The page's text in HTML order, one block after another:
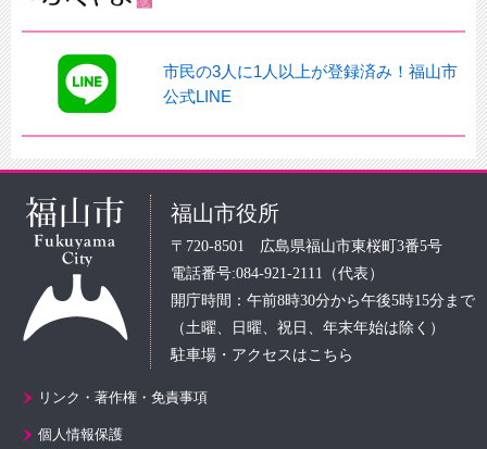
市民の3人に1人以上が登録済み！福山市
公式LINE
福山市役所
〒720-8501 広島県福山市東桜町3番5号
電話番号:084-921-2111（代表）
開庁時間：午前8時30分から午後5時15分まで
（土曜、日曜、祝日、年末年始は除く）
駐車場・アクセスはこちら
リンク・著作権・免責事項
個人情報保護